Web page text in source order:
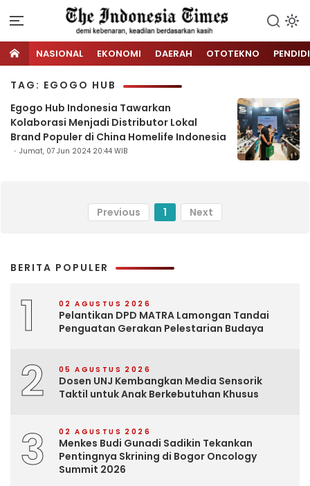
NASIONAL EKONOMI DAERAH OTOTEKNO
TAG: EGOGO HUB
Egogo Hub Indonesia Tawarkan
Kolaborasi Menjadi Distributor Lokal
Brand Populer di China Homelife Indonesia
Jumat, 07 Jun 2024 20:44 WIB
Previous 1 Next
BERITA POPULER
1 02 AGUSTUS 2026
Pelantikan DPD MATRA Lamongan Tandai
Penguatan Gerakan Pelestarian Budaya
2 05 AGUSTUS 2026
Dosen UNJ Kembangkan Media Sensorik
Taktil untuk Anak Berkebutuhan Khusus
3 02 AGUSTUS 2026
Menkes Budi Gunadi Sadikin Tekankan
Pentingnya Skrining di Bogor Oncology
Summit 2026